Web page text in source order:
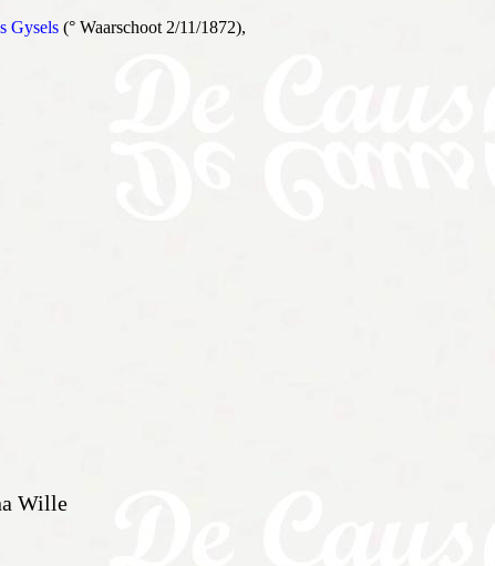
Gysels (° Waarschoot 2/11/1872),
Wille